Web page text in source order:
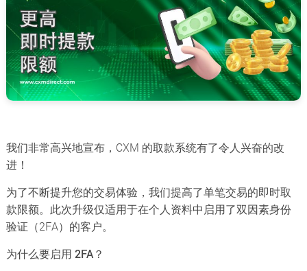
我们非常高兴地宣布，CXM 的取款系统有了令人兴奋的改
进！
为了不断提升您的交易体验，我们提高了单笔交易的即时取
款限额。此次升级仅适用于在个人资料中启用了双因素身份
验证（2FA）的客户。
为什么要启用 2FA？